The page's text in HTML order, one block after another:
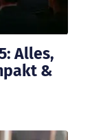
Alles,
&